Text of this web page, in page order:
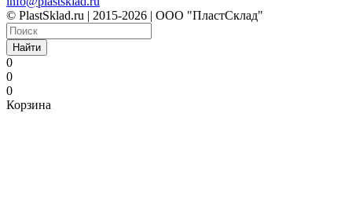
© PlastSklad.ru | 2015-2026 | ООО "ПластСклад"
Найти
0
0
0
Корзина